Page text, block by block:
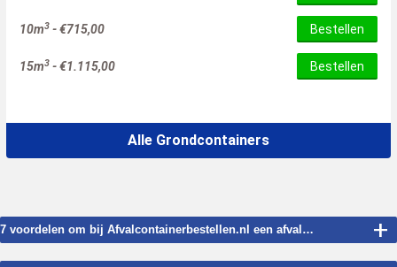
10m3 -€715,00 Bestellen
15m3 -€1.115,00 Bestellen
Alle Grondcontainers
7 voordelen om bij Afvalcontainerbestellen.nl een afvalcontainer te huren voor Dieverbrug. +